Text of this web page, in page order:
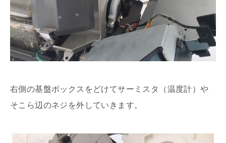
右側の基盤ボックスをどけてサーミスタ（温度計）や
そこら辺のネジを外していきます。